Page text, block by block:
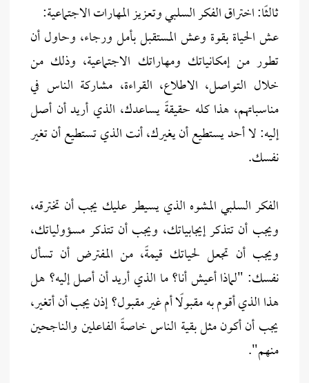
ثالثًا: اختراق الفكر السلبي وتعزيز المهارات الاجتماعية:
عش الحياة بقوة وعش المستقبل بأمل ورجاء، وحاول أن
تطور من إمكانياتك ومهاراتك الاجتماعية، وذلك من
خلال التواصل، الاطلاع، القراءة، مشاركة الناس في
مناسباتهم، هذا كله حقيقةً يساعدك، الذي أريد أن أصل
إليه: لا أحد يستطيع أن يغيرك، أنت الذي تستطيع أن تغير
نفسك.
الفكر السلبي المشوه الذي يسيطر عليك يجب أن تخترقه،
ويجب أن تتذكر إيجابياتك، ويجب أن تتذكر مسؤولياتك،
ويجب أن تجعل لحياتك قيمةً، من المفترض أن تسأل
نفسك: "لماذا أعيش أنا؟ ما الذي أريد أن أصل إليه؟ هل
هذا الذي أقوم به مقبولًا أم غير مقبول؟ إذن يجب أن أتغير،
يجب أن أكون مثل بقية الناس خاصةً الفاعلين والناجحين
منهم".